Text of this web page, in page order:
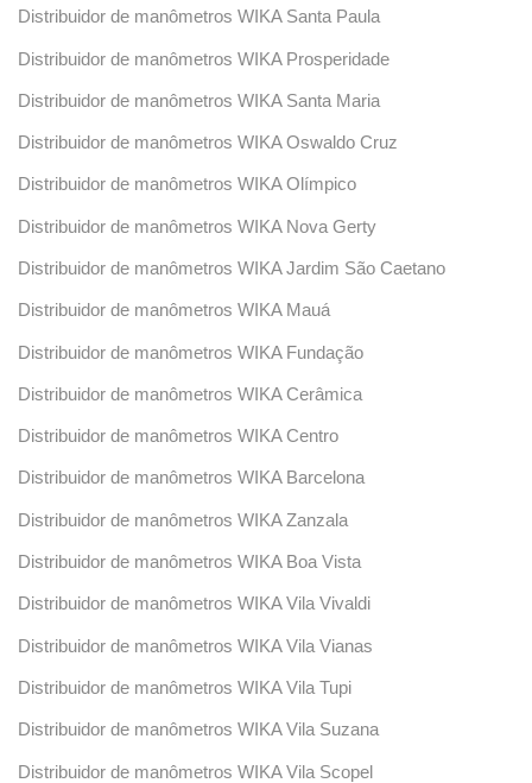
Distribuidor de manômetros WIKA Santa Paula
Distribuidor de manômetros WIKA Prosperidade
Distribuidor de manômetros WIKA Santa Maria
Distribuidor de manômetros WIKA Oswaldo Cruz
Distribuidor de manômetros WIKA Olímpico
Distribuidor de manômetros WIKA Nova Gerty
Distribuidor de manômetros WIKA Jardim São Caetano
Distribuidor de manômetros WIKA Mauá
Distribuidor de manômetros WIKA Fundação
Distribuidor de manômetros WIKA Cerâmica
Distribuidor de manômetros WIKA Centro
Distribuidor de manômetros WIKA Barcelona
Distribuidor de manômetros WIKA Zanzala
Distribuidor de manômetros WIKA Boa Vista
Distribuidor de manômetros WIKA Vila Vivaldi
Distribuidor de manômetros WIKA Vila Vianas
Distribuidor de manômetros WIKA Vila Tupi
Distribuidor de manômetros WIKA Vila Suzana
Distribuidor de manômetros WIKA Vila Scopel